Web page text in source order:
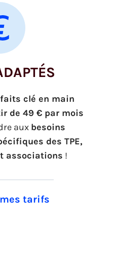
clé en main
de 49 € par mois
aux besoins
des TPE,
associations !
tarifs